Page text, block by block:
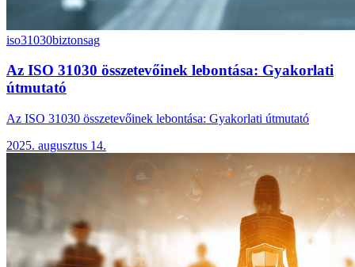
iso31030biztonsag
Az ISO 31030 összetevőinek lebontása: Gyakorlati
útmutató
Az ISO 31030 összetevőinek lebontása: Gyakorlati útmutató
2025. augusztus 14.